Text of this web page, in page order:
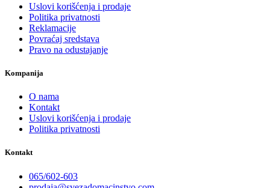
Uslovi korišćenja i prodaje
Politika privatnosti
Reklamacije
Povraćaj sredstava
Pravo na odustajanje
Kompanija
O nama
Kontakt
Uslovi korišćenja i prodaje
Politika privatnosti
Kontakt
065/602-603